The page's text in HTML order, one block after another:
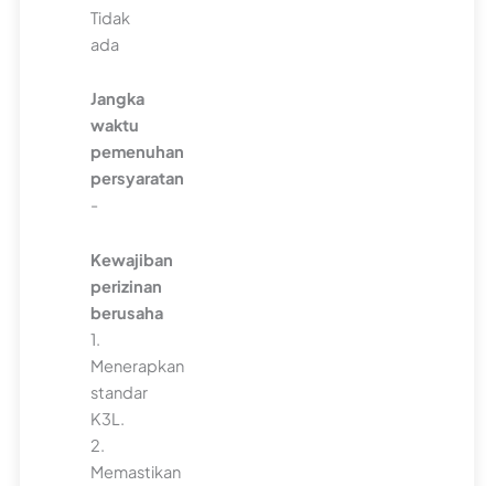
Tidak
ada
Jangka
waktu
pemenuhan
persyaratan
-
Kewajiban
perizinan
berusaha
1.
Menerapkan
standar
K3L.
2.
Memastikan